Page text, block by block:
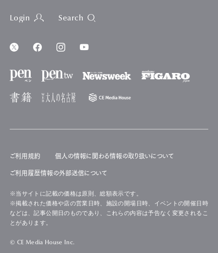
Login Search
ご利用規約 個人の情報に関わる情報の取り扱いについて
ご利用履歴情報の外部送信について
※当サイトに記載の価格は原則、総額表示です。
※掲載された価格や店の営業日時、施設の開場日時、イベントの開催日時
などは、記事公開日のものであり、これらの内容は予告なく変更されるこ
とがあります。
© CE Media House Inc.